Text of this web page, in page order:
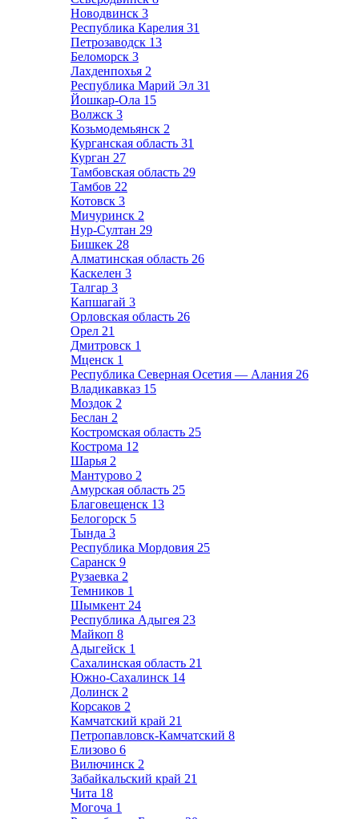
Новодвинск 3
Республика Карелия 31
Петрозаводск 13
Беломорск 3
Лахденпохья 2
Республика Марий Эл 31
Йошкар-Ола 15
Волжск 3
Козьмодемьянск 2
Курганская область 31
Курган 27
Тамбовская область 29
Тамбов 22
Котовск 3
Мичуринск 2
Нур-Султан 29
Бишкек 28
Алматинская область 26
Каскелен 3
Талгар 3
Капшагай 3
Орловская область 26
Орел 21
Дмитровск 1
Мценск 1
Республика Северная Осетия — Алания 26
Владикавказ 15
Моздок 2
Беслан 2
Костромская область 25
Кострома 12
Шарья 2
Мантурово 2
Амурская область 25
Благовещенск 13
Белогорск 5
Тында 3
Республика Мордовия 25
Саранск 9
Рузаевка 2
Темников 1
Шымкент 24
Республика Адыгея 23
Майкоп 8
Адыгейск 1
Сахалинская область 21
Южно-Сахалинск 14
Долинск 2
Корсаков 2
Камчатский край 21
Петропавловск-Камчатский 8
Елизово 6
Вилючинск 2
Забайкальский край 21
Чита 18
Могоча 1